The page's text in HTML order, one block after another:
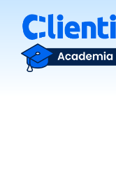
contenido